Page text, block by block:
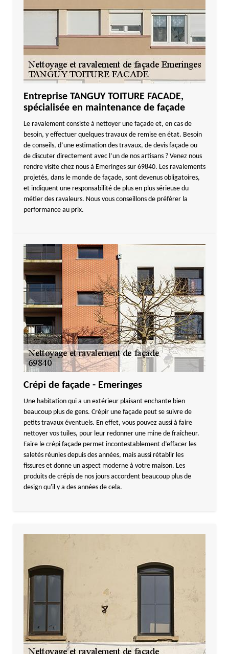
Entreprise TANGUY TOITURE FACADE,
spécialisée en maintenance de façade
Le ravalement consiste à nettoyer une façade et, en cas de
besoin, y effectuer quelques travaux de remise en état. Besoin
de conseils, d’une estimation des travaux, de devis façade ou
de discuter directement avec l’un de nos artisans ? Venez nous
rendre visite chez nous à Emeringes sur 69840. Les ravalements
projetés, dans le monde de façade, sont devenus obligatoires,
et indiquent une responsabilité de plus en plus sérieuse du
métier des ravaleurs. Nous vous conseillons de préférer la
performance au prix.
Crépi de façade - Emeringes
Une habitation qui a un extérieur plaisant enchante bien
beaucoup plus de gens. Crépir une façade peut se suivre de
petits travaux éventuels. En effet, vous pouvez aussi à faire
nettoyer vos tuiles, pour leur redonner une mine de fraîcheur.
Faire le crépi façade permet incontestablement d’effacer les
saletés réunies depuis des années, mais aussi rétablir les
fissures et donne un aspect moderne à votre maison. Les
produits de crépis de nos jours accordent beaucoup plus de
design qu'il y a des années de cela.